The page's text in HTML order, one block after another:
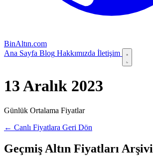
BinAltın.com
Ana Sayfa Blog Hakkımızda İletişim
13 Aralık 2023
Günlük Ortalama Fiyatlar
← Canlı Fiyatlara Geri Dön
Geçmiş Altın Fiyatları Arşivi